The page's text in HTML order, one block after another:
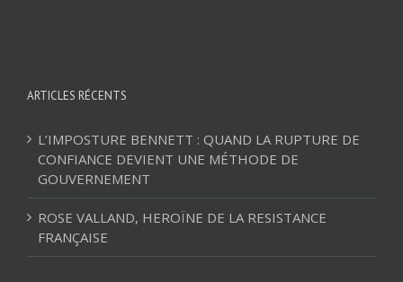
ARTICLES RÉCENTS
L’IMPOSTURE BENNETT : QUAND LA RUPTURE DE
CONFIANCE DEVIENT UNE MÉTHODE DE
GOUVERNEMENT
ROSE VALLAND, HEROÏNE DE LA RESISTANCE
FRANÇAISE